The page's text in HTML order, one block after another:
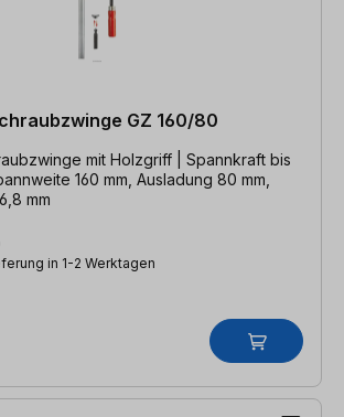
GZ 160/80
mit Holzgriff | Spannkraft bis
160 mm, Ausladung 80 mm,
mm
in 1-2 Werktagen